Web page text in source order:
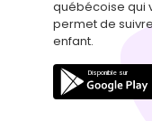
québécoise qui
permet de
enfant.